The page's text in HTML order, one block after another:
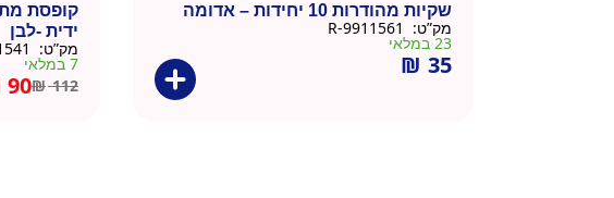
שקיות מהודרות 10 יחידות – אדומה
מק”ט:
23 במלאי
₪ 35
ידית -לבן
מק”ט:
7 במלאי
₪112
90